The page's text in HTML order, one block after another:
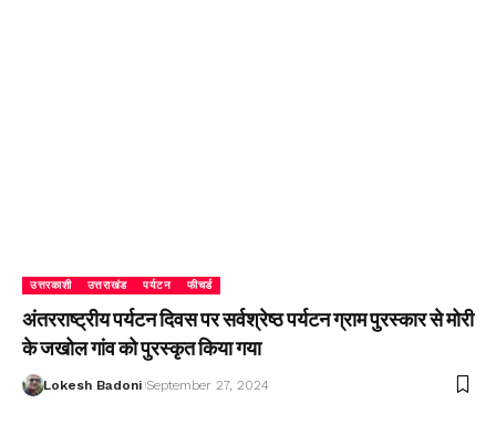
उत्तरकाशी उत्तराखंड पर्यटन फीचर्ड
अंतरराष्ट्रीय पर्यटन दिवस पर सर्वश्रेष्ठ पर्यटन ग्राम पुरस्कार से मोरी
के जखोल गांव को पुरस्कृत किया गया
Lokesh Badoni September 27, 2024